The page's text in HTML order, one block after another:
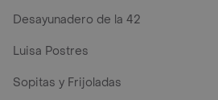
Desayunadero de la 42
Luisa Postres
Sopitas y Frijoladas